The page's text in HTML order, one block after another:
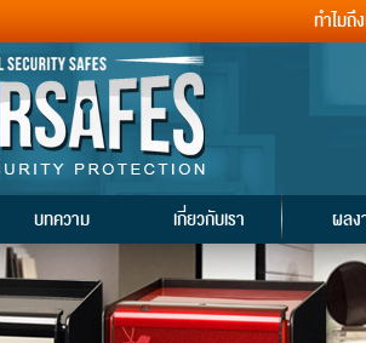
ทำไมถึ
บทความ เกี่ยวกับเรา ผลง